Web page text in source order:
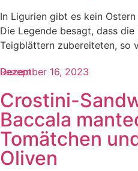
In Ligurien gibt es kein
Die Legende besagt, dass die
Teigblättern zubereiteten, so
Rezept
Crostini-
Baccala
Tomätchen
Oliven
Dezember 16, 2023